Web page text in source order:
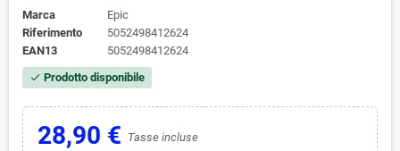
Marca
Epic
Riferimento
5052498412624
EAN13
5052498412624
check Prodotto disponibile
28,90 € Tasse incluse